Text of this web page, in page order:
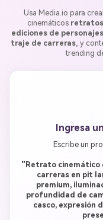
Usa Media.io para
cinemáticos retratos
ediciones de
traje de carreras, y
trending
Ingresa
Escribe un
"Retrato cinemático
carreras en pit
premium,
profundidad de
casco, expresión